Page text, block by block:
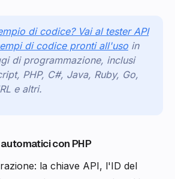
di codice? Vai al tester API
di codice pronti all'uso in
di programmazione, inclusi
PHP, C#, Java, Ruby, Go,
e altri.
con PHP
la chiave API, l'ID del